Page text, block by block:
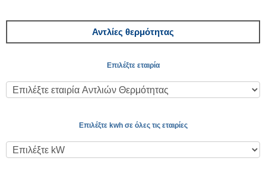
Αντλίες θερμότητας
Επιλέξτε εταιρία
Επιλέξτε kwh σε όλες τις εταιρίες